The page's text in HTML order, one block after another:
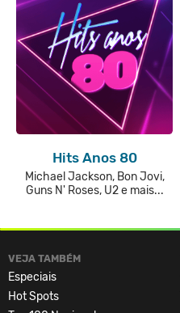
Hits Anos 80
Michael Jackson, Bon Jovi,
Guns N' Roses, U2 e mais...
VEJA TAMBÉM
Especiais
Hot Spots